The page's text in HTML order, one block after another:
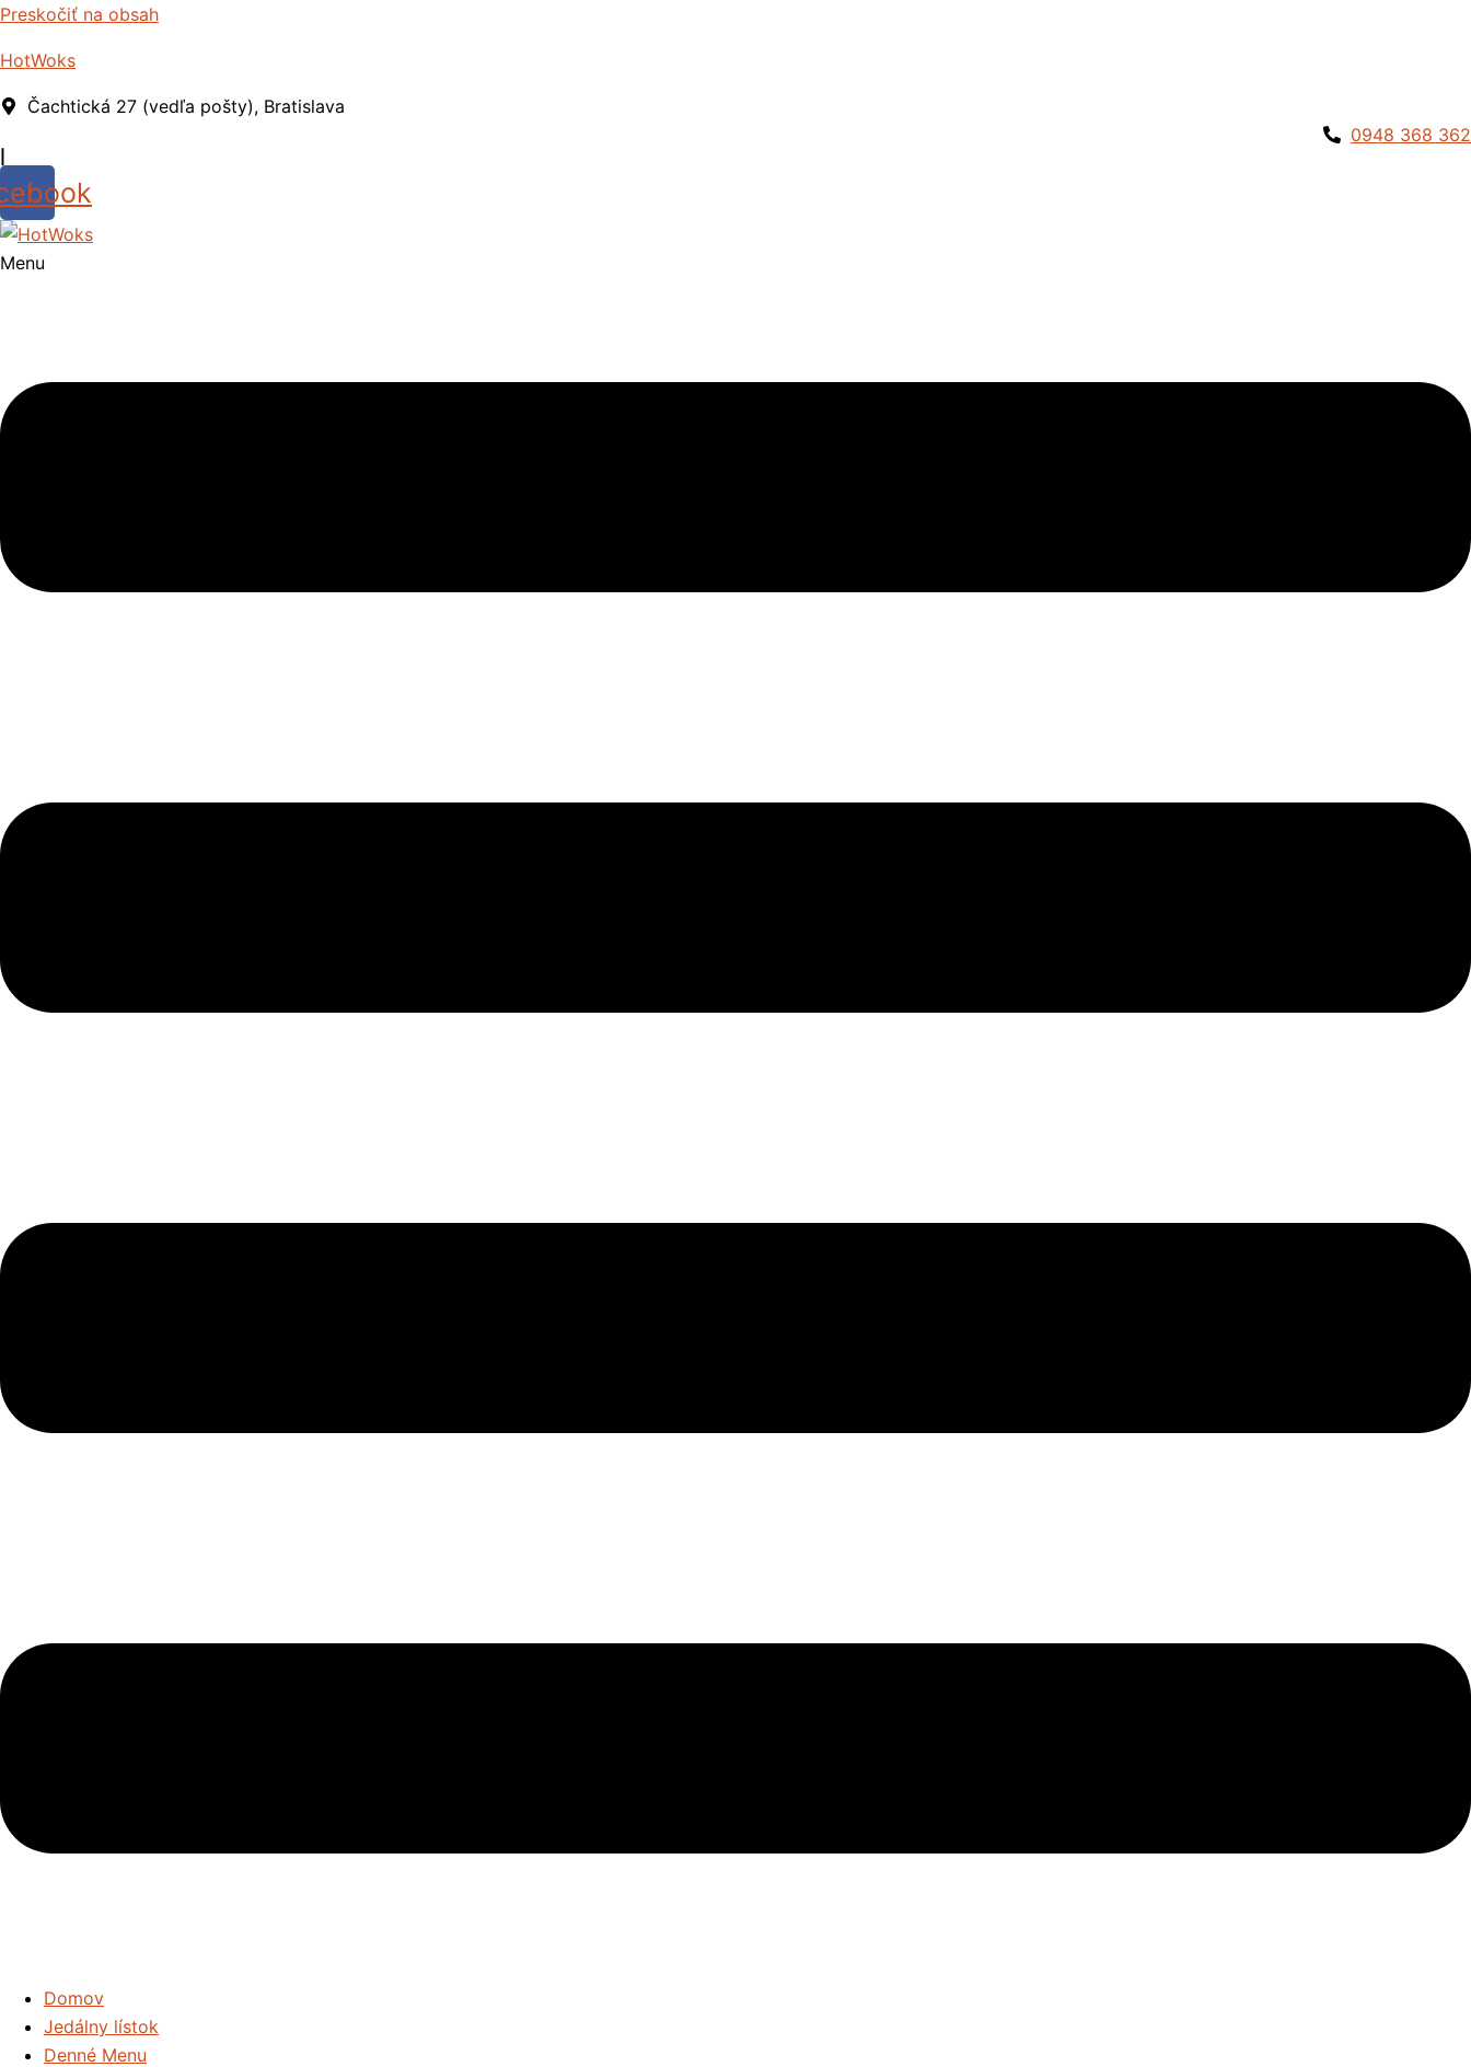
Preskočiť na obsah
HotWoks
Čachtická 27 (vedľa pošty), Bratislava
0948 368 362
Menu
Domov
Jedálny lístok
Denné Menu